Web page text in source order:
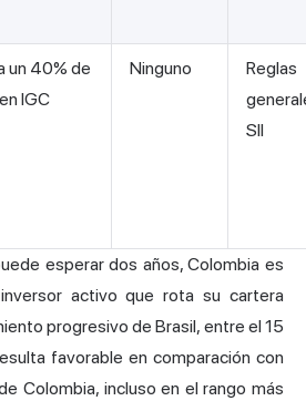
un 40% de
IGC
Ninguno
Reglas
SII
esperar dos años, Colombia es
activo que rota su cartera
progresivo de Brasil, entre el 15
favorable en comparación con
Colombia, incluso en el rango más